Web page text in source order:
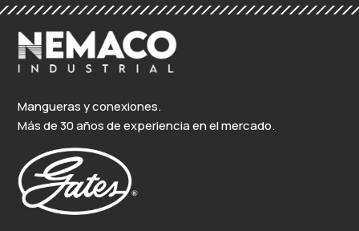
Mangueras y conexiones.
Más de 30 años de experiencia en el mercado.